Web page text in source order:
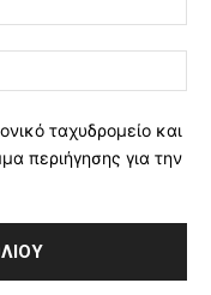
ταχυδρομείο και
περιήγησης για την